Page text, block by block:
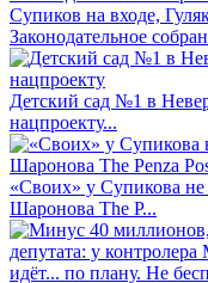
Супиков на входе,
Законодательное
Детский сад №1 в
нацпроекту...
«Своих» у Супикова не
Шаронова The P...